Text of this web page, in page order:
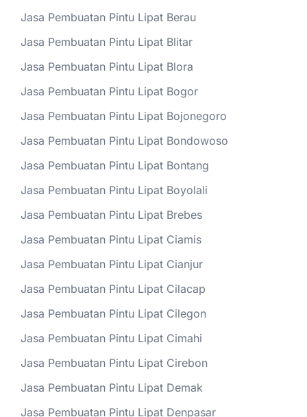
Jasa Pembuatan Pintu Lipat Berau
Jasa Pembuatan Pintu Lipat Blitar
Jasa Pembuatan Pintu Lipat Blora
Jasa Pembuatan Pintu Lipat Bogor
Jasa Pembuatan Pintu Lipat Bojonegoro
Jasa Pembuatan Pintu Lipat Bondowoso
Jasa Pembuatan Pintu Lipat Bontang
Jasa Pembuatan Pintu Lipat Boyolali
Jasa Pembuatan Pintu Lipat Brebes
Jasa Pembuatan Pintu Lipat Ciamis
Jasa Pembuatan Pintu Lipat Cianjur
Jasa Pembuatan Pintu Lipat Cilacap
Jasa Pembuatan Pintu Lipat Cilegon
Jasa Pembuatan Pintu Lipat Cimahi
Jasa Pembuatan Pintu Lipat Cirebon
Jasa Pembuatan Pintu Lipat Demak
Jasa Pembuatan Pintu Lipat Denpasar